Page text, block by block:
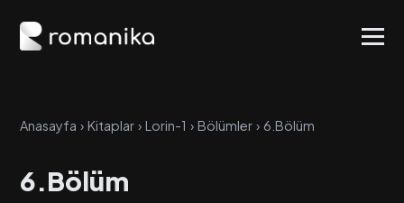
Anasayfa › Kitaplar › Lorin-1 › Bölümler › 6.Bölüm
6.Bölüm